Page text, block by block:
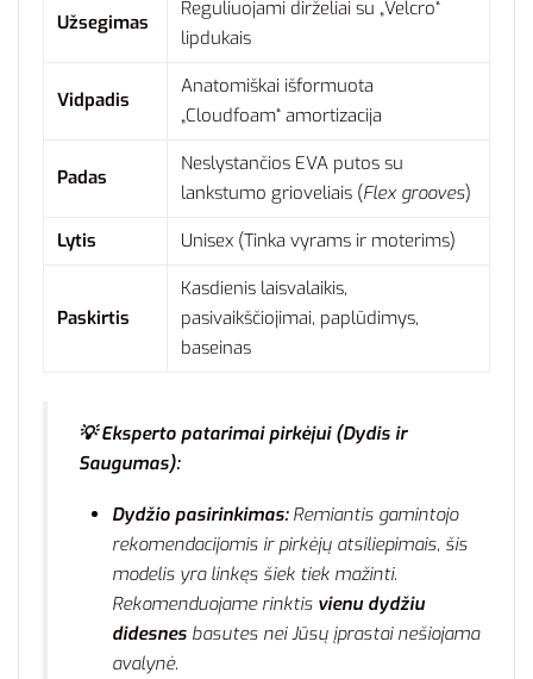
Užsegimas
Reguliuojami dirželiai su „Velcro“
lipdukais
Vidpadis
Anatomiškai išformuota
„Cloudfoam“ amortizacija
Padas
Neslystančios EVA putos su
lankstumo grioveliais (Flex grooves)
Lytis
Unisex (Tinka vyrams ir moterims)
Paskirtis
Kasdienis laisvalaikis,
pasivaikščiojimai, paplūdimys,
baseinas
💡 Eksperto patarimai pirkėjui (Dydis ir
Saugumas):
Dydžio pasirinkimas:Remiantis gamintojo
rekomendacijomis ir pirkėjų atsiliepimais, šis
modelis yra linkęs šiek tiek mažinti.
Rekomenduojame rinktis vienu dydžiu
didesnes basutes nei Jūsų įprastai nešiojama
avalynė.